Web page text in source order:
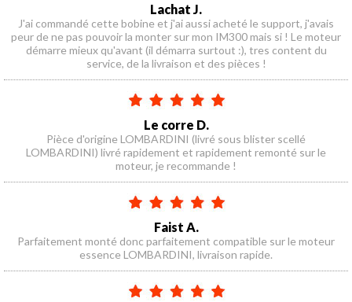
Lachat J.
J'ai commandé cette bobine et j'ai aussi acheté le support, j'avais
peur de ne pas pouvoir la monter sur mon IM300 mais si ! Le moteur
démarre mieux qu'avant (il démarra surtout :), tres content du
service, de la livraison et des pièces !
Le corre D.
Pièce d'origine LOMBARDINI (livré sous blister scellé
LOMBARDINI) livré rapidement et rapidement remonté sur le
moteur, je recommande !
Faist A.
Parfaitement monté donc parfaitement compatible sur le moteur
essence LOMBARDINI, livraison rapide.